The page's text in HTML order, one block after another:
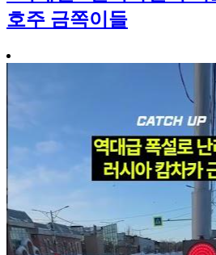
호주 금쪽이들